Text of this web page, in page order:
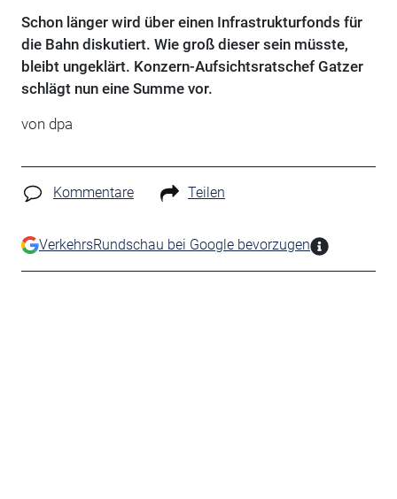
Schon länger wird über einen Infrastrukturfonds für
die Bahn diskutiert. Wie groß dieser sein müsste,
bleibt ungeklärt. Konzern-Aufsichtsratschef Gatzer
schlägt nun eine Summe vor.
von dpa
Kommentare Teilen
VerkehrsRundschau bei Google bevorzugen